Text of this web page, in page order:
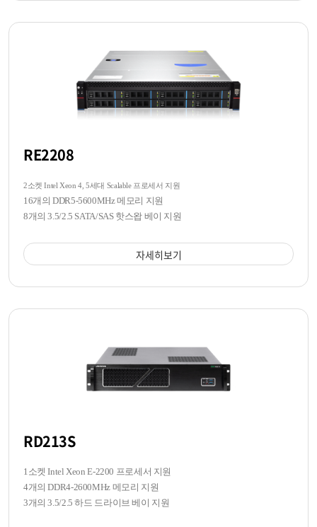
RE2208
2소켓 Intel Xeon 4, 5세대 Scalable 프로세서 지원
16개의 DDR5-5600MHz 메모리 지원
8개의 3.5/2.5 SATA/SAS 핫스왑 베이 지원
자세히보기
RD213S
1소켓 Intel Xeon E-2200 프로세서 지원
4개의 DDR4-2600MHz 메모리 지원
3개의 3.5/2.5 하드 드라이브 베이 지원